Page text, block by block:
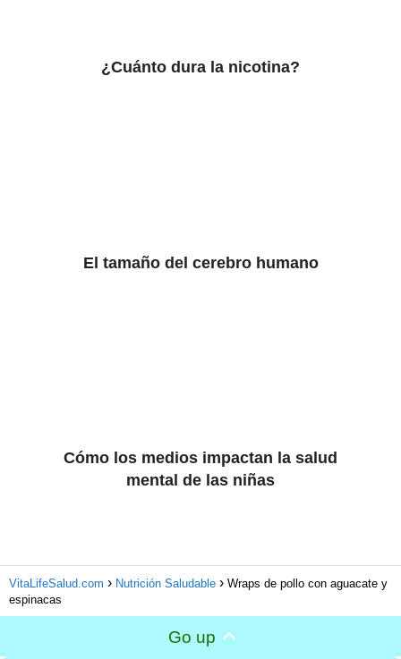
¿Cuánto dura la nicotina?
El tamaño del cerebro humano
Cómo los medios impactan la salud
mental de las niñas
VitaLifeSalud.com Nutrición Saludable
Wraps de pollo con aguacate y
espinacas
Go up